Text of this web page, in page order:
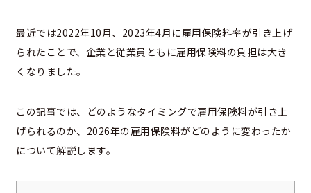
最近では2022年10月、2023年4月に雇用保険料率が引き上げ
られたことで、企業と従業員ともに雇用保険料の負担は大き
くなりました。
この記事では、どのようなタイミングで雇用保険料が引き上
げられるのか、2026年の雇用保険料がどのように変わったか
について解説します。